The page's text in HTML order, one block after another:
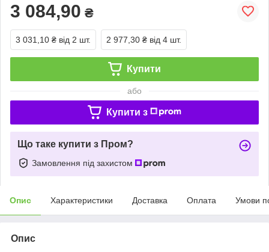
3 084,90 ₴
3 031,10 ₴ від 2 шт. 2 977,30 ₴ від 4 шт.
Купити
або
Купити з
Що таке купити з Пром?
Замовлення під захистом
Опис Характеристики Доставка Оплата Умови
Опис